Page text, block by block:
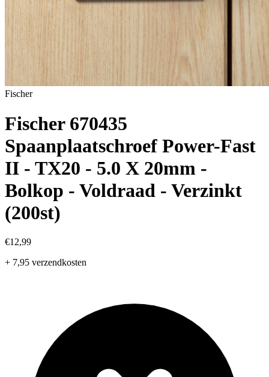
Fischer
Fischer 670435
Spaanplaatschroef Power-Fast
II - TX20 - 5.0 X 20mm -
Bolkop - Voldraad - Verzinkt
(200st)
€12,99
+ 7,95 verzendkosten